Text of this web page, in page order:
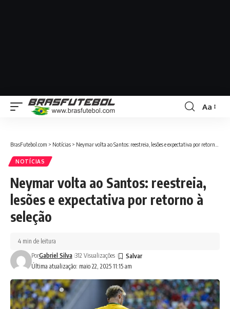
Aa
BrasFutebol.com > Notícias > Neymar volta ao Santos: reestreia, lesões e expectativa por retorno à seleção
NOTÍCIAS
Neymar volta ao Santos: reestreia,
lesões e expectativa por retorno à
seleção
Última atualização: maio 22, 2025 11:15 am
PorGabriel Silva 312 Visualizações
4 min de leitura